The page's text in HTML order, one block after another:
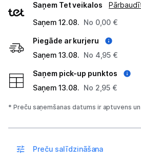
Bezvadu skaļruņi
Datoru skaļruņi
Spēļu konsoles un
veidi
Saņem Tet veikalos
Saņem 12.08. No 0,00 €
Piegāde ar kurjeru
Saņem 13.08. No 4,95 €
Saņem pick-up punktos
Saņem 13.08. No 2,95 €
* Preču saņemšanas datums ir aptuvens
Preču salīdzināšana